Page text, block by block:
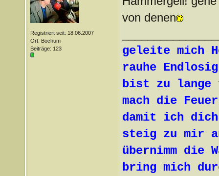
Registriert seit: 18.06.2007
Ort: Bochum
Beiträge: 123
von denen
geleite mich
rauhe
bist zu
mach die
damit ich
steig zu mir
übernimm die
bring mich